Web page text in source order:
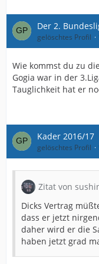
Der 2.
gelöschtes Profil
Wie kommst du zu
Gogia war in der
Tauglichkeit hat er
Kader 2016/17
gelöschtes Profil
Zitat von
Dicks Vertrag
dass er jetzt
daher wird er die
haben jetzt grad